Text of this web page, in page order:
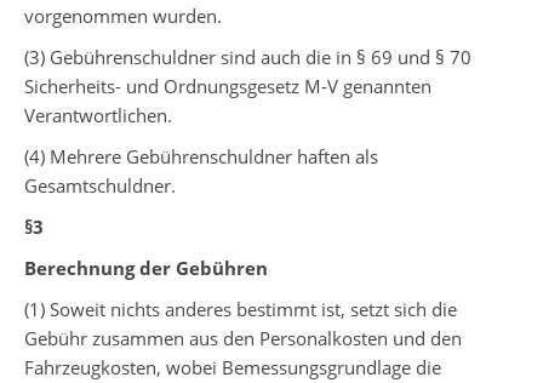
vorgenommen wurden.
(3) Gebührenschuldner sind auch die in § 69 und § 70
Sicherheits- und Ordnungsgesetz M-V genannten
Verantwortlichen.
(4) Mehrere Gebührenschuldner haften als
Gesamtschuldner.
§3
Berechnung der Gebühren
(1) Soweit nichts anderes bestimmt ist, setzt sich die
Gebühr zusammen aus den Personalkosten und den
Fahrzeugkosten, wobei Bemessungsgrundlage die